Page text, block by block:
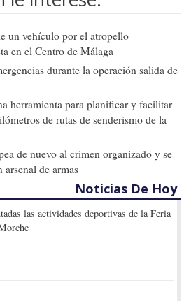
un vehículo por el atropello
en el Centro de Málaga
durante la operación salida de
herramienta para planificar y facilitar
de rutas de senderismo de la
de nuevo al crimen organizado y se
de armas
Noticias De Hoy
las actividades deportivas de la Feria